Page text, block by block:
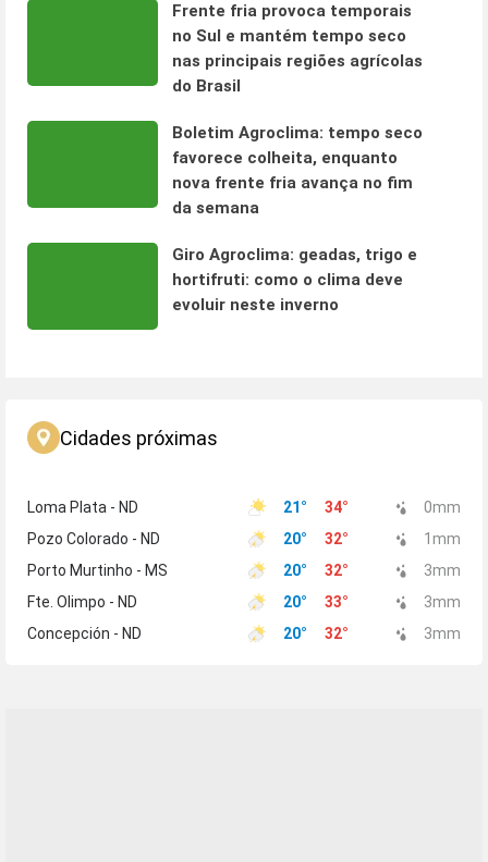
Frente fria provoca temporais
no Sul e mantém tempo seco
nas principais regiões agrícolas
do Brasil
Boletim Agroclima: tempo seco
favorece colheita, enquanto
nova frente fria avança no fim
da semana
Giro Agroclima: geadas, trigo e
hortifruti: como o clima deve
evoluir neste inverno
Cidades próximas
Loma Plata - ND 21° 34° 0mm
Pozo Colorado - ND
20° 32° 1 mm
Porto Murtinho - MS
20° 32° 3mm
Fte. Olimpo - ND
20° 33° 3mm
Concepción - ND
20° 32° 3mm